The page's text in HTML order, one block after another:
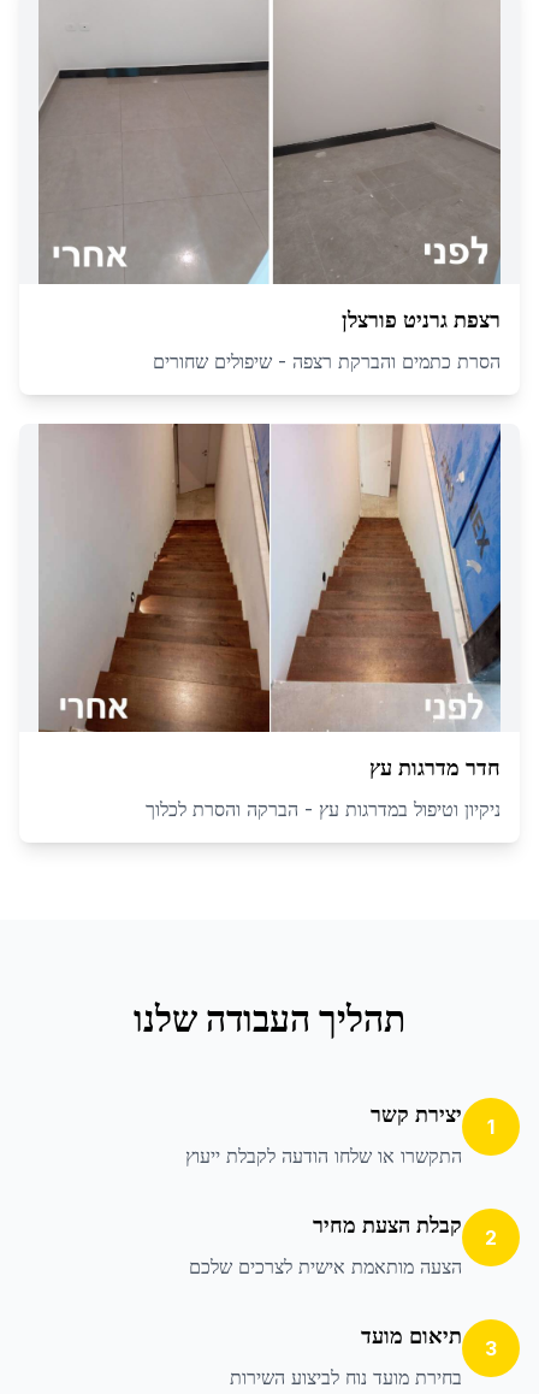
רצפת גרניט פורצלן
הסרת כתמים והברקת רצפה - שיפולים שחורים
חדר מדרגות עץ
ניקיון וטיפול במדרגות עץ - הברקה והסרת לכלוך
תהליך העבודה שלנו
1 יצירת קשר
התקשרו או שלחו הודעה לקבלת ייעוץ
2 קבלת הצעת מחיר
הצעה מותאמת אישית לצרכים שלכם
3 תיאום מועד
בחירת מועד נוח לביצוע השירות